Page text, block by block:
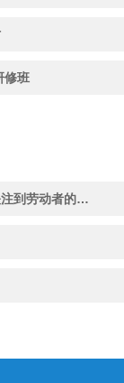
修班
能谱科技：如何从游离二氧化硅测定仪的背后关注到劳动者的健康？